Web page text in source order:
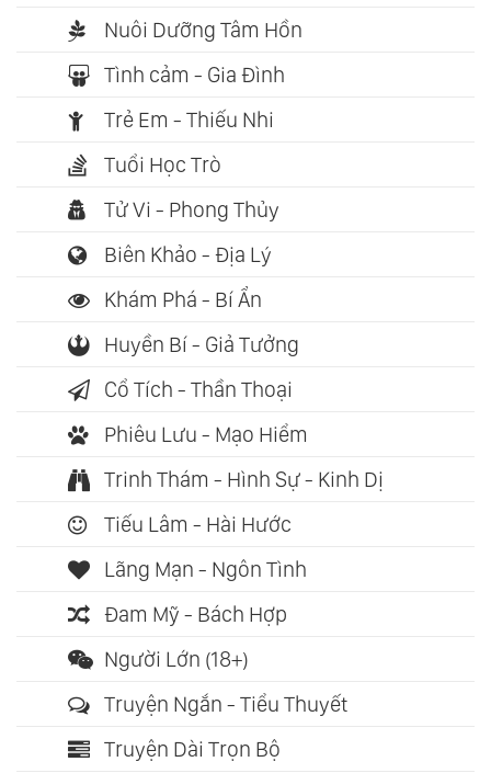
Nuôi Dưỡng Tâm Hồn
Tình cảm - Gia Đình
Trẻ Em - Thiếu Nhi
Tuổi Học Trò
Tử Vi - Phong Thủy
Biên Khảo - Địa Lý
Khám Phá - Bí Ẩn
Huyền Bí - Giả Tưởng
Cổ Tích - Thần Thoại
Phiêu Lưu - Mạo Hiểm
Trinh Thám - Hình Sự - Kinh Dị
Tiếu Lâm - Hài Hước
Lãng Mạn - Ngôn Tình
Đam Mỹ - Bách Hợp
Người Lớn (18+)
Truyện Ngắn - Tiểu Thuyết
Truyện Dài Trọn Bộ